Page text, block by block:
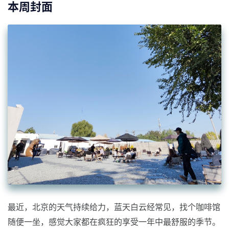
本周封面
最近，北京的天气持续给力，蓝天白云经常见，找个咖啡馆
随便一坐，感觉大家都在疯狂的享受一年中最舒服的季节。